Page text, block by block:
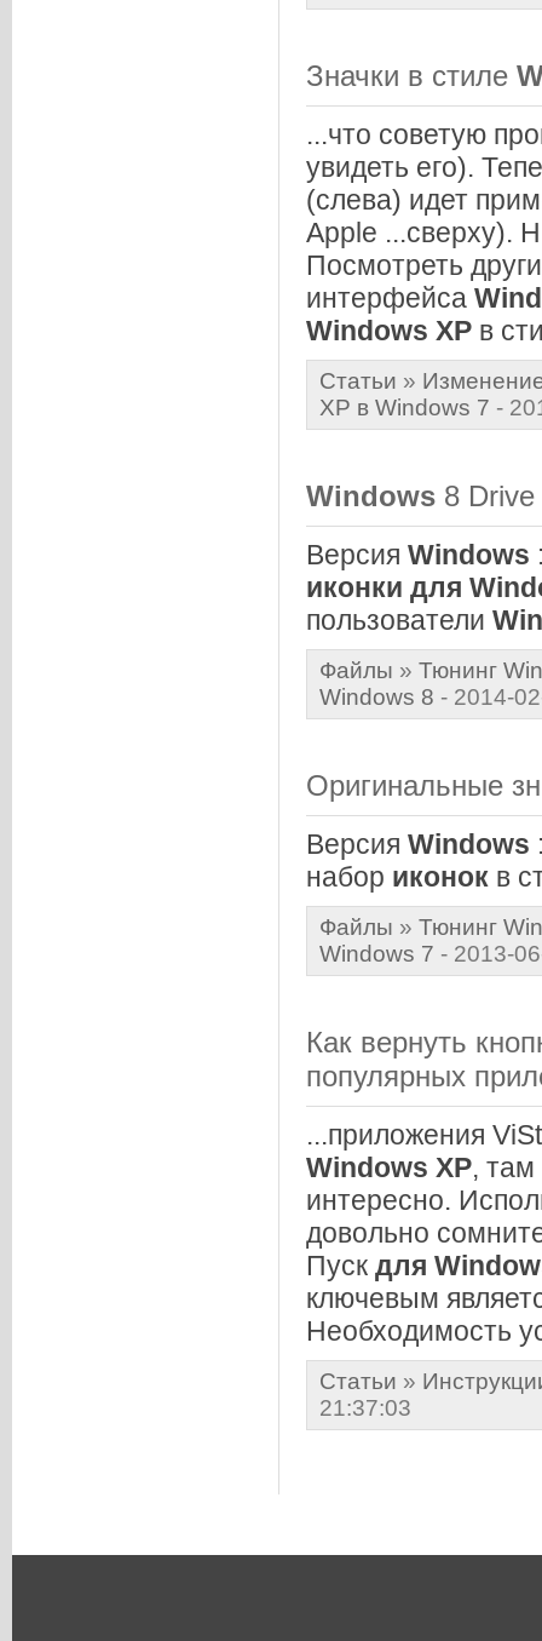
Значки в стиле
...что советую
увидеть его).
(слева) идет
Apple ...сверху).
Посмотреть
интерфейса
Windows XP в
Статьи »
XP в Windows 7 -
Windows 8
Версия Windows
иконки для
пользователи
Файлы » Тюнинг
Windows 8 - 2014-
Оригинальные
Версия Windows
набор иконок в
Файлы » Тюнинг
Windows 7 - 2013-
Как вернуть
популярных
...приложения
Windows XP, там
интересно.
довольно
Пуск для
ключевым
Необходимость
Статьи »
21:37:03